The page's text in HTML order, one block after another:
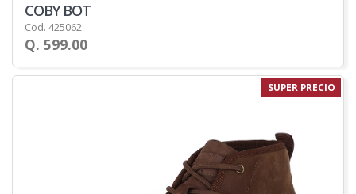
COBY BOT
Cod. 425062
Q. 599.00
SUPER PRECIO